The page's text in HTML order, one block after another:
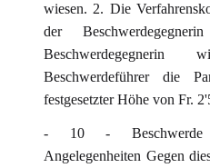
wiesen. 2. Die
der
Beschwerdeführer die
festgesetzter Höhe von Fr.
- 10 - Beschwerde
Angelegenheiten Gegen